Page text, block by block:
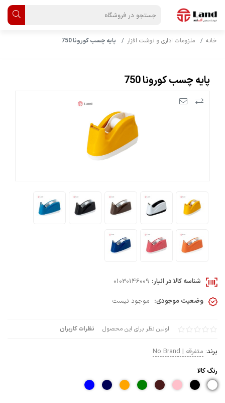
خانه ملزومات اداری و نوشت افزار پایه چسب کورونا 750
پایه چسب کورونا 750
اولین نظر برای این محصول نظرات کاربران
برند: متفرقه | No Brand
رنگ كالا
شناسه کالا در انبار: 01030146009
وضعیت موجودی: موجود نیست